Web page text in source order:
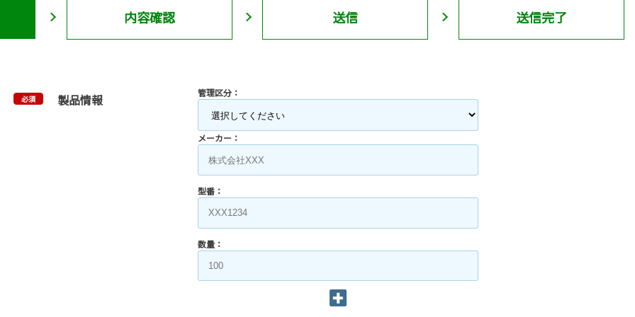
内容確認 送信 送信完了
必須 製品情報 管理区分：
メーカー：
型番：
数量：